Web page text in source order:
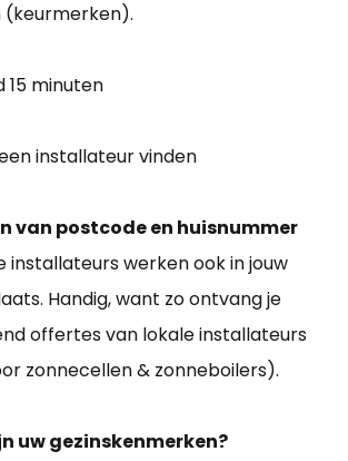
15 minuten
installateur vinden
van postcode en huisnummer
installateurs werken ook in jouw
Handig, want zo ontvang je
offertes van lokale installateurs
zonnecellen & zonneboilers).
uw gezinskenmerken?